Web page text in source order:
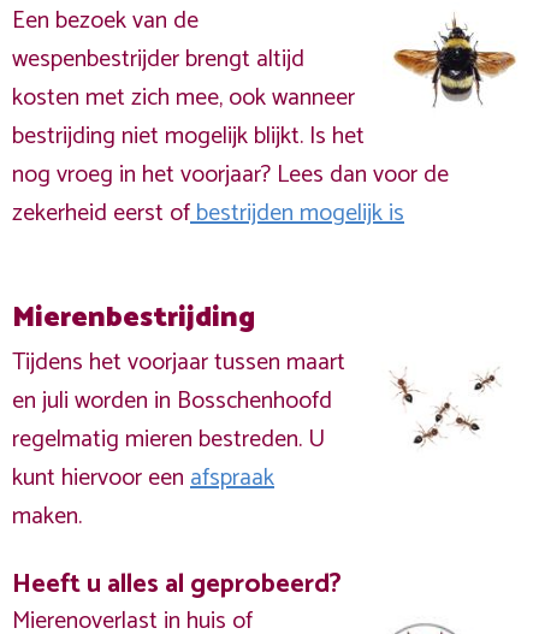
Een bezoek van de
wespenbestrijder brengt altijd
kosten met zich mee, ook wanneer
bestrijding niet mogelijk blijkt. Is het
nog vroeg in het voorjaar? Lees dan voor de
zekerheid eerst ofbestrijden mogelijk is
Mierenbestrijding
Tijdens het voorjaar tussen maart
en juli worden in Bosschenhoofd
regelmatig mieren bestreden. U
kunt hiervoor eenafspraak
maken.
Heeft u alles al geprobeerd?
Mierenoverlast in huis of